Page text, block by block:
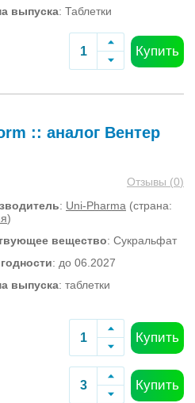
выпуска: Таблетки
Купить
:: аналог Вентер
Отзывы (0)
: Uni-Pharma (страна:
)
вещество: Сукральфат
: до 06.2027
выпуска: таблетки
Купить
Купить